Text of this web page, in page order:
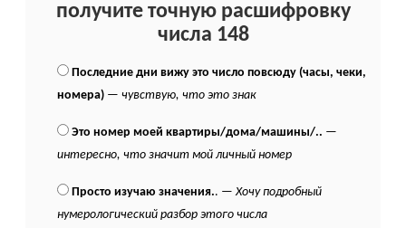
получите точную расшифровку
числа 148
Последние дни вижу это число повсюду (часы, чеки,
номера) —чувствую, что это знак
Это номер моей квартиры/дома/машины/.. —
интересно, что значит мой личный номер
Просто изучаю значения.. —Хочу подробный
нумерологический разбор этого числа